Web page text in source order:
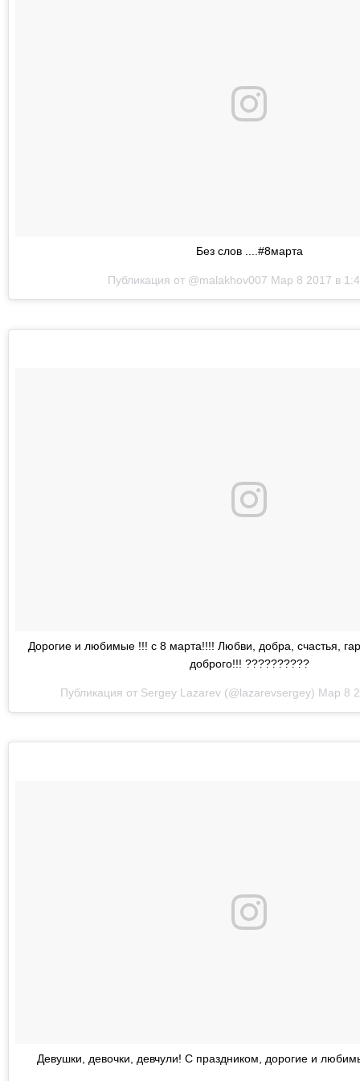
Без слов ....#8марта
Публикация от @malakhov007 Мар 8 2017 в
Дорогие и любимые !!! с 8 марта!!!! Любви, добра, счастья,
доброго!!! ??????????
Публикация от Sergey Lazarev (@lazarevsergey) Мар 8
Девушки, девочки, девчули! С праздником, дорогие и